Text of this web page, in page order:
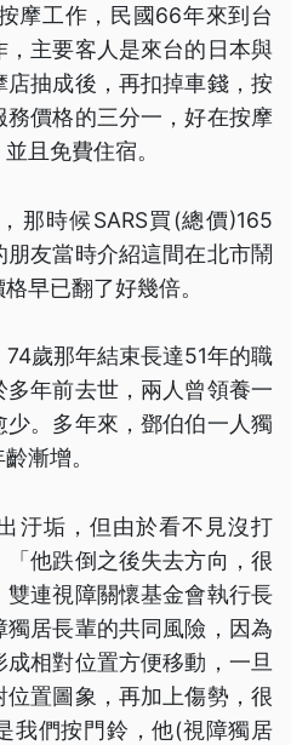
摩工作，民國66年來到台
主要客人是來台的日本與
抽成後，再扣掉車錢，按
價格的三分一，好在按摩
且免費住宿。
那時候SARS買(總價)165
友當時介紹這間在北市鬧
早已翻了好幾倍。
歲那年結束長達51年的職
年前去世，兩人曾領養一
。多年來，鄧伯伯一人獨
漸增。
汙垢，但由於看不見沒打
他跌倒之後失去方向，很
連視障關懷基金會執行長
居長輩的共同風險，因為
相對位置方便移動，一旦
置圖象，再加上傷勢，很
我們按門鈴，他(視障獨居